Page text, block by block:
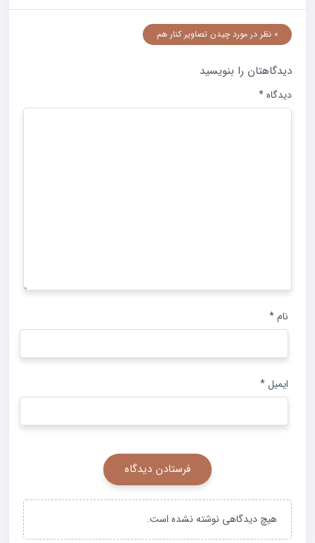
0 نظر در مورد چیدن تصاویر کنار هم
دیدگاهتان را بنویسید
دیدگاه*
نام*
ایمیل*
هیچ دیدگاهی نوشته نشده است.